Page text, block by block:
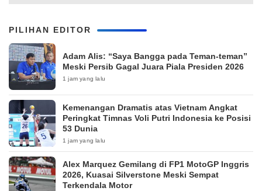
PILIHAN EDITOR
Adam Alis: “Saya Bangga pada Teman-teman”
Meski Persib Gagal Juara Piala Presiden 2026
1 jam yang lalu
Kemenangan Dramatis atas Vietnam Angkat
Peringkat Timnas Voli Putri Indonesia ke Posisi
53 Dunia
1 jam yang lalu
Alex Marquez Gemilang di FP1 MotoGP Inggris
2026, Kuasai Silverstone Meski Sempat
Terkendala Motor